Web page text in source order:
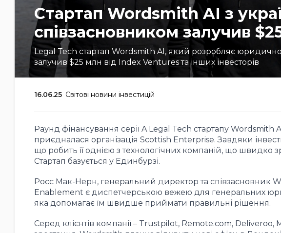
Стартап Wordsmith AI з
співзасновником залучив
Legal Tech стартап Wordsmith AI, який розробляє
залучив $25 млн від Index Ventures та інших інвесторів
16.06.25 Світові новини інвестицій
Раунд фінансування серії A Legal Tech стартапу
приєдналася організація Scottish Enterprise. Завдяки
що робить її однією з технологічних компаній, що швидко
Стартап базується у Единбурзі.
Росс Мак-Нерн, генеральний директор та співзасновник
Enablement є диспетчерською вежею для генеральних
яка допомагає їм швидше приймати правильні рішення.
Серед клієнтів компанії – Trustpilot, Remote.com,